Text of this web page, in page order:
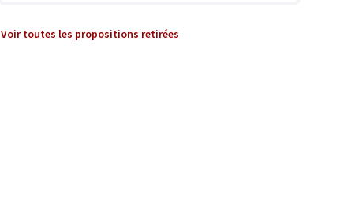
Voir toutes les propositions retirées